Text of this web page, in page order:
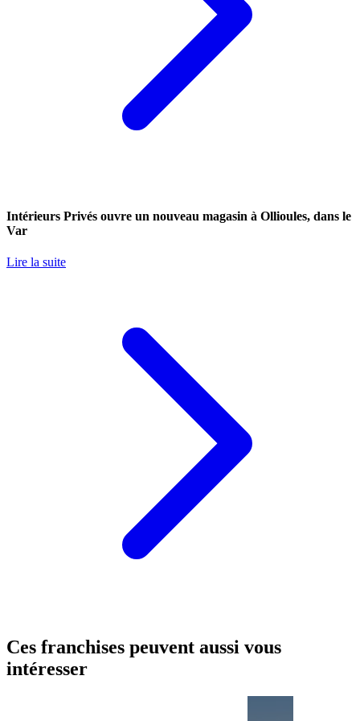
Intérieurs Privés ouvre un nouveau magasin à Ollioules, dans le
Var
Lire la suite
Ces franchises peuvent aussi vous
intéresser